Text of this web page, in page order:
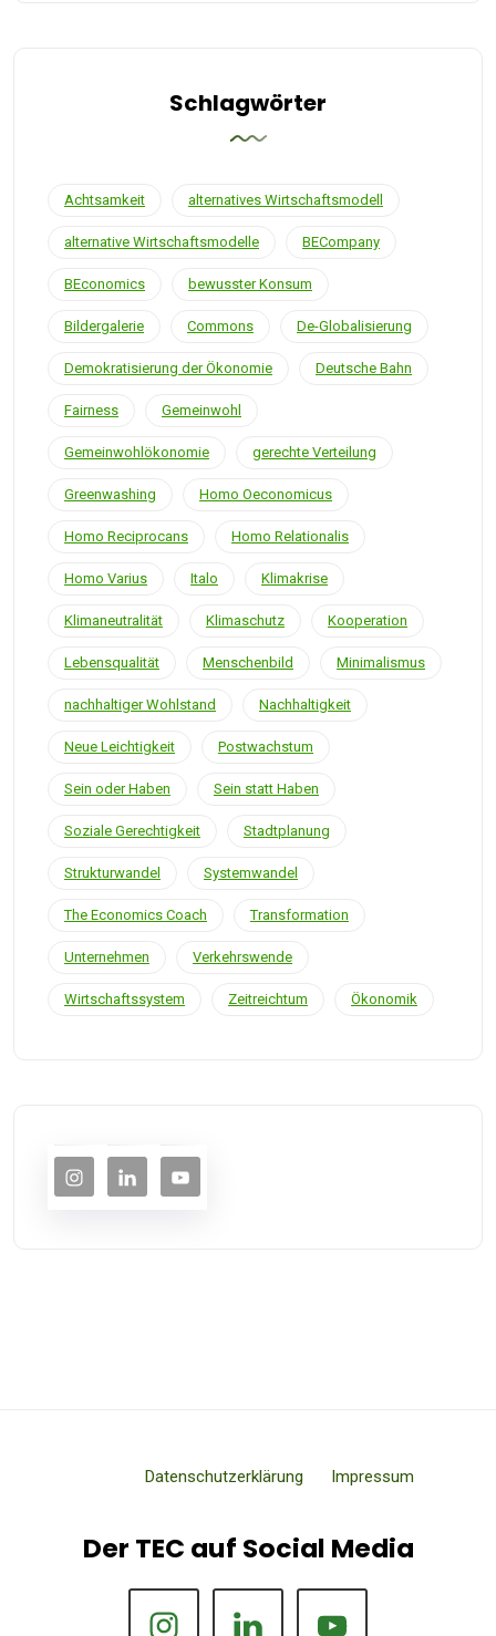
Schlagwörter
Achtsamkeit alternatives Wirtschaftsmodell
alternative Wirtschaftsmodelle BECompany
BEconomics bewusster Konsum
Bildergalerie Commons De-Globalisierung
Demokratisierung der Ökonomie Deutsche Bahn
Fairness Gemeinwohl
Gemeinwohlökonomie gerechte Verteilung
Greenwashing Homo Oeconomicus
Homo Reciprocans Homo Relationalis
Homo Varius Italo Klimakrise
Klimaneutralität Klimaschutz Kooperation
Lebensqualität Menschenbild Minimalismus
nachhaltiger Wohlstand Nachhaltigkeit
Neue Leichtigkeit Postwachstum
Sein oder Haben Sein statt Haben
Soziale Gerechtigkeit Stadtplanung
Strukturwandel Systemwandel
The Economics Coach Transformation
Unternehmen Verkehrswende
Wirtschaftssystem Zeitreichtum Ökonomik
Datenschutzerklärung Impressum
Der TEC auf Social Media